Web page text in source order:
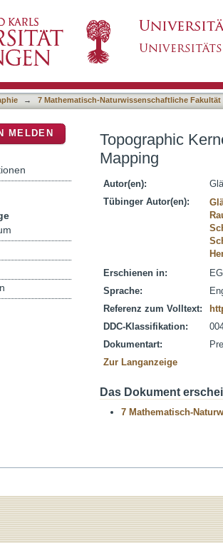
→ 7 Mathematisch-Naturwissenschaftliche Fakultät
Topographic
Mapping
Autor(en):
Tübinger Autor(en):
Erschienen in:
Sprache:
Referenz zum Volltext:
DDC-Klassifikation:
Dokumentart:
Zur Langanzeige
Das Dokument
7 Mathematisch-
MELDEN